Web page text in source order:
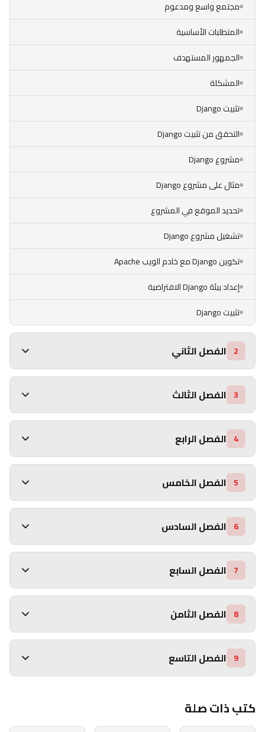
مجتمع واسع ومدعوم
المتطلبات الأساسية
الجمهور المستهدف
المشكلة
تثبيت Django
التحقق من تثبيت Django
مشروع Django
مثال على مشروع Django
تحديد الموقع في المشروع
تشغيل مشروع Django
تكوين Django مع خادم الويب Apache
إعداد بيئة Django الافتراضية
تثبيت Django
2 الفصل الثاني
3 الفصل الثالث
4 الفصل الرابع
5 الفصل الخامس
6 الفصل السادس
7 الفصل السابع
8 الفصل الثامن
9 الفصل التاسع
كتب ذات صلة